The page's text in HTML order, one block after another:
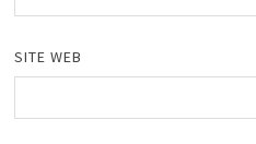
SITE WEB